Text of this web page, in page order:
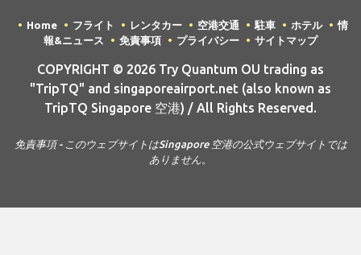
Home フライト レンタカー 空港交通 駐車 ホテル
情
報&ニュース
免責事項 プライバシー サイトマップ
COPYRIGHT © 2026 Try Quantum OU trading as
"TripTQ" and singaporeairport.net (also known as
TripTQ Singapore 空港) / All Rights Reserved.
免責事項 - このウェブサイトはSingapore 空港の公式ウェブサイトでは
ありません。